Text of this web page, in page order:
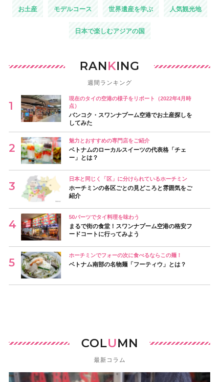
お土産 モデルコース 世界遺産を学ぶ 人気観光地
日本で楽しむアジアの国
RANKING
週間ランキング
現在のタイの空港の様子をリポート（2022年4月時
点）
バンコク・スワンナプーム空港でお土産探しを
してみた
魅力とおすすめの専門店をご紹介
ベトナムのローカルスイーツの代表格「チェ
ー」とは？
日本と同じく「区」に分けられているホーチミン
ホーチミンの各区ごとの見どころと雰囲気をご
紹介
50バーツでタイ料理を味わう
まるで街の食堂！スワンナプーム空港の格安フ
ードコートに行ってみよう
ホーチミンでフォーの次に食べるならこの麺！
ベトナム南部の名物麺「フーティウ」とは？
COLUMN
最新コラム